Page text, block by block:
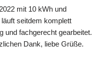
mit 10 kWh und
seitdem komplett
und fachgerecht gearbeitet.
Dank, liebe Grüße.